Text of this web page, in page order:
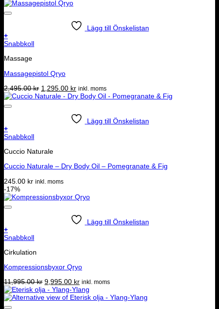
Lägg till Önskelistan
+
Snabbkoll
Massage
Massagepistol Qryo
2,495.00kr Det
ursprungliga
2,495.00 kr.
1,295.00 krDet
nuvarande
1,295.00 kr.
inkl. moms
Lägg till Önskelistan
+
Snabbkoll
Cuccio Naturale
Cuccio Naturale – Dry Body Oil – Pomegranate & Fig
245.00 kr inkl. moms
-17%
Lägg till Önskelistan
+
Snabbkoll
Cirkulation
Kompressionsbyxor Qryo
11,995.00kr Det
ursprungliga
priset
9,995.00 krDet
nuvarande
priset
inkl. moms